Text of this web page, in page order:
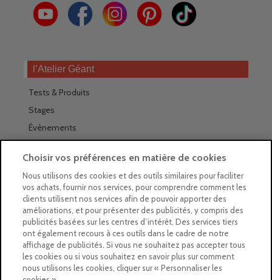
l’Atelier Géant
Tests & Produits
Stages
Évènements
Trouver nos magasins
La newsletter des magasins
Feuilleter le Guide
Gratuit : intégrer le Guide
Marques Beaux-Arts
Choisir vos préférences en matière de cookies
Nous utilisons des cookies et des outils similaires pour faciliter
vos achats, fournir nos services, pour comprendre comment les
clients utilisent nos services afin de pouvoir apporter des
améliorations, et pour présenter des publicités, y compris des
publicités basées sur les centres d’intérêt. Des services tiers
ont également recours à ces outils dans le cadre de notre
affichage de publicités. Si vous ne souhaitez pas accepter tous
les cookies ou si vous souhaitez en savoir plus sur comment
nous utilisons les cookies, cliquer sur « Personnaliser les